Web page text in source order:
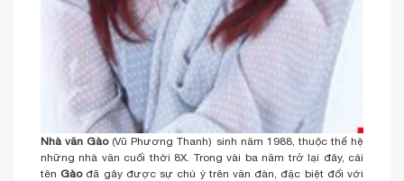
Nhà văn Gào(Vũ Phương Thanh) sinh năm 1988, thuộc thế hệ
những nhà văn cuối thời 8X. Trong vài ba năm trở lại đây, cái
tên Gàođã gây được sự chú ý trên văn đàn, đặc biệt đối với